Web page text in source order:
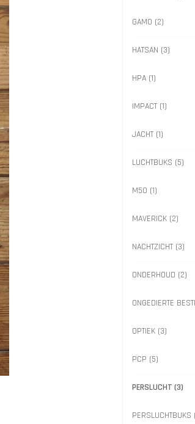
GAMO (2)
HATSAN (3)
HPA (1)
IMPACT (1)
JACHT (1)
LUCHTBUKS (5)
M50 (1)
MAVERICK (2)
NACHTZICHT (3)
ONDERHOUD (2)
ONGEDIERTE
OPTIEK (3)
PCP (5)
PERSLUCHT (3)
PERSLUCHTBUKS